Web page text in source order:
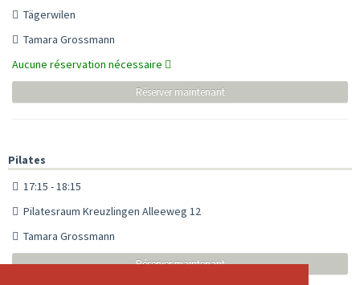
Tägerwilen
Tamara Grossmann
Aucune réservation nécessaire
Réserver maintenant
Pilates
17:15 - 18:15
Pilatesraum Kreuzlingen Alleeweg 12
Tamara Grossmann
Réserver maintenant